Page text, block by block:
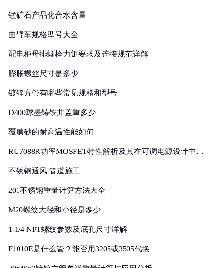
锰矿石产品化合水含量
曲臂车规格型号大全
配电柜母排螺栓力矩要求及连接规范详解
膨胀螺丝尺寸是多少
镀锌方管有哪些常见规格和型号
D400球墨铸铁井盖重多少
覆膜砂的耐高温性能如何
RU7088R功率MOSFET特性解析及其在可调电源设计中的
不锈钢通风 管道施工
201不锈钢重量计算方法大全
M20螺纹大径和小径是多少
1-1/4 NPT螺纹参数及底孔尺寸详解
F1010E是什么管？能否用3205或3505代换